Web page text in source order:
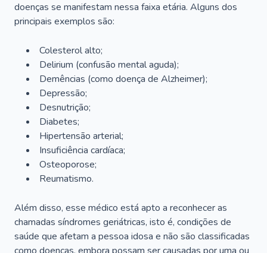
doenças se manifestam nessa faixa etária. Alguns dos
principais exemplos são:
Colesterol alto;
Delirium (confusão mental aguda);
Demências (como doença de Alzheimer);
Depressão;
Desnutrição;
Diabetes;
Hipertensão arterial;
Insuficiência cardíaca;
Osteoporose;
Reumatismo.
Além disso, esse médico está apto a reconhecer as
chamadas síndromes geriátricas, isto é, condições de
saúde que afetam a pessoa idosa e não são classificadas